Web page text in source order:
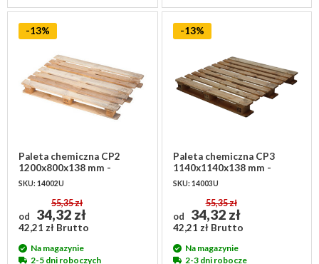
-13%
Paleta chemiczna CP2
1200x800x138 mm -
używana
SKU: 14002U
od
55,35 zł
34,32 zł
42,21 zł Brutto
Na magazynie
2-5 dni roboczych
-13%
Paleta chemiczna CP3
1140x1140x138 mm -
używana
SKU: 14003U
od
55,35 zł
34,32 zł
42,21 zł Brutto
Na magazynie
2-3 dni robocze